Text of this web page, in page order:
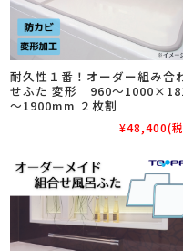
耐久性１番！オーダー組み合
せふた 変形 960～
～1900mm ２枚割
¥48,400(